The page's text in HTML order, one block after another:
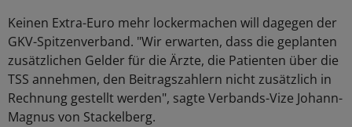
Keinen Extra-Euro mehr lockermachen will dagegen der
GKV-Spitzenverband. "Wir erwarten, dass die geplanten
zusätzlichen Gelder für die Ärzte, die Patienten über die
TSS annehmen, den Beitragszahlern nicht zusätzlich in
Rechnung gestellt werden", sagte Verbands-Vize Johann-
Magnus von Stackelberg.